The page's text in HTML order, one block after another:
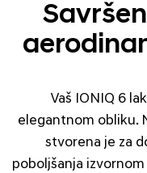
Vaš IONIQ 6
elegantnom obliku.
stvorena je za
poboljšanja izvornom